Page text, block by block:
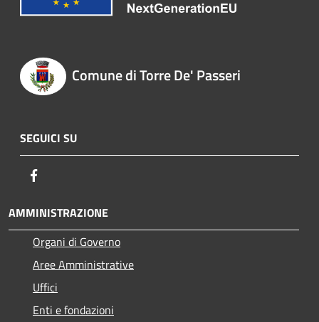
Comune di Torre De' Passeri
SEGUICI SU
AMMINISTRAZIONE
Organi di Governo
Aree Amministrative
Uffici
Enti e fondazioni